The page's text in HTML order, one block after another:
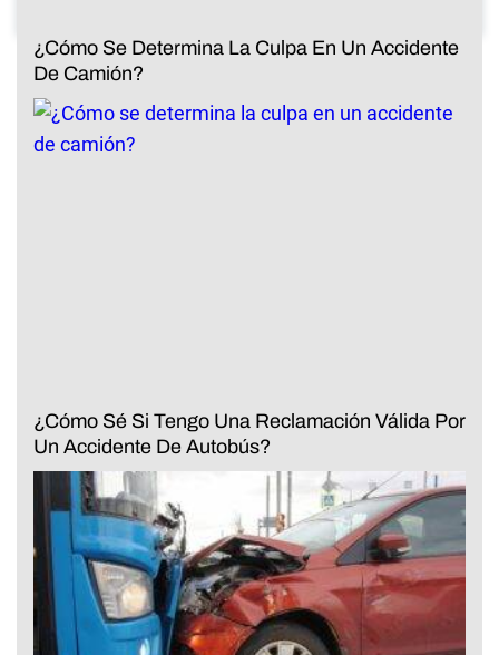
¿Cómo Se Determina La Culpa En Un Accidente
De Camión?
¿Cómo Sé Si Tengo Una Reclamación Válida Por
Un Accidente De Autobús?